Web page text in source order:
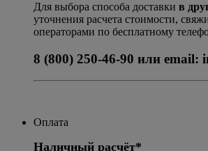
Для выбора способа доставки в
уточнения расчета стоимости,
операторами по бесплатному
8 (800) 250-46-90 или email:
Оплата
Наличный расчёт*